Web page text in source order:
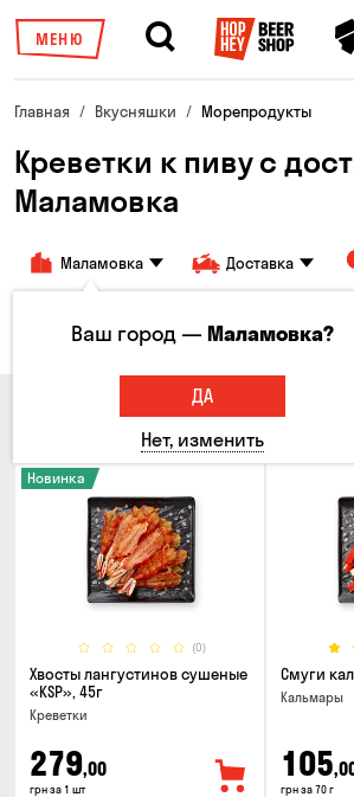
МЕНЮ
Главная Вкусняшки Морепродукты
Креветки к пиву с
Маламовка
Маламовка Доставка
Мясо Рыба Морепродукты
МОРЕПРОДУКТЫ
(0)
Новинка
Хвосты лангустинов сушеные
«KSP», 45г
Креветки
279,00
грн за 1 шт
Смуги
Кальмары
105
грн за 70 г
Ваш город —Маламовка?
ДА
Нет, изменить